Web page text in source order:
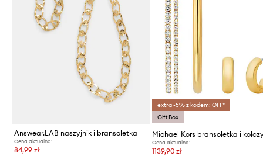
Answear.LAB naszyjnik i bransoletka
Cena aktualna:
84,99 zł
extra -5% z kodem: OFF*
Gift Box
Michael Kors bransoletka i
Cena aktualna:
1139,90 zł